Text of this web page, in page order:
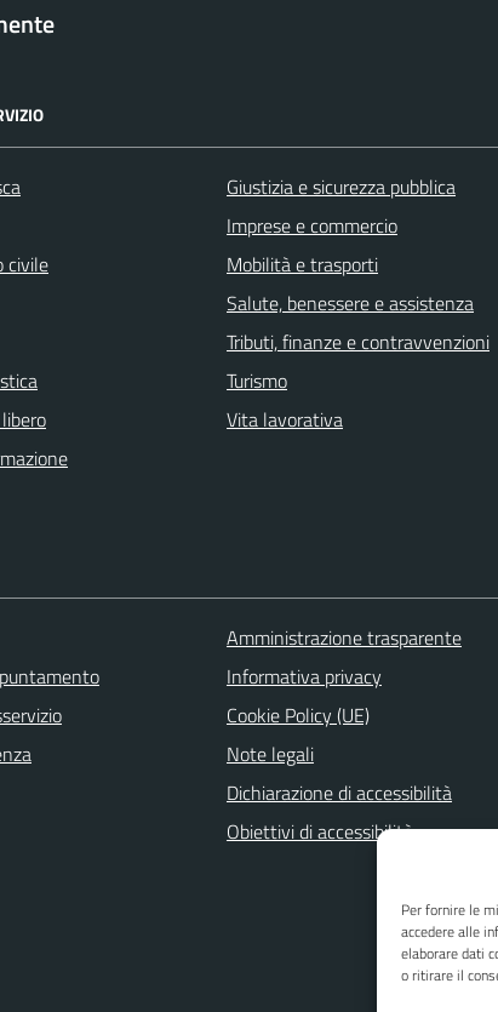
Per fornire le
accedere alle
elaborare dati
o ritirare il
civile
Giustizia e sicurezza pubblica
Imprese e commercio
Mobilità e trasporti
Salute, benessere e assistenza
Tributi, finanze e contravvenzioni
Turismo
Vita lavorativa
Amministrazione trasparente
Informativa privacy
Cookie Policy (UE)
Note legali
Dichiarazione di accessibilità
Obiettivi di accessibilità